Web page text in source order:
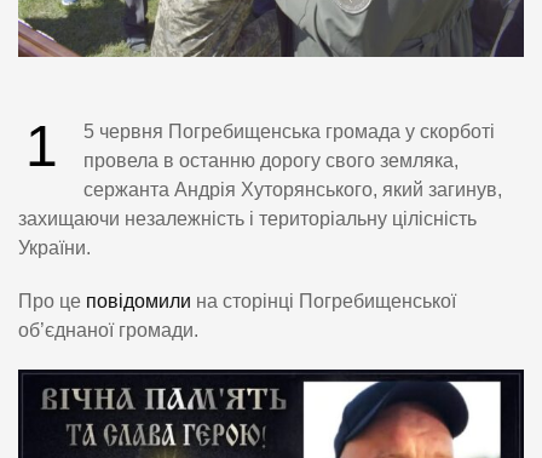
1
5 червня Погребищенська громада у скорботі
провела в останню дорогу свого земляка,
сержанта Андрія Хуторянського, який загинув,
захищаючи незалежність і територіальну цілісність
України.
Про це повідомили на сторінці Погребищенської
об’єднаної громади.